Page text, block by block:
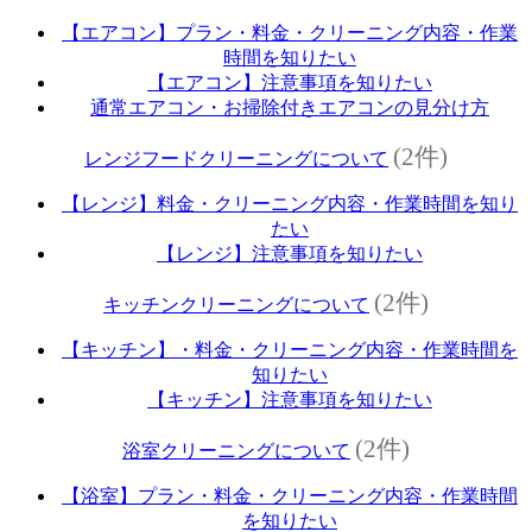
【エアコン】プラン・料金・クリーニング内容・作業
時間を知りたい
【エアコン】注意事項を知りたい
通常エアコン・お掃除付きエアコンの見分け方
レンジフードクリーニングについて (2件)
【レンジ】料金・クリーニング内容・作業時間を知り
たい
【レンジ】注意事項を知りたい
キッチンクリーニングについて (2件)
【キッチン】・料金・クリーニング内容・作業時間を
知りたい
【キッチン】注意事項を知りたい
浴室クリーニングについて (2件)
【浴室】プラン・料金・クリーニング内容・作業時間
を知りたい